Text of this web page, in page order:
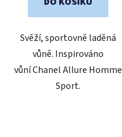
Svěží, sportovně laděná
vůně. Inspirováno
vůní Chanel Allure Homme
Sport.